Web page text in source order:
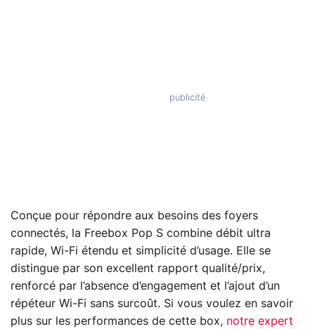
Conçue pour répondre aux besoins des foyers
connectés, la Freebox Pop S combine débit ultra
rapide, Wi-Fi étendu et simplicité d’usage. Elle se
distingue par son excellent rapport qualité/prix,
renforcé par l’absence d’engagement et l’ajout d’un
répéteur Wi-Fi sans surcoût. Si vous voulez en savoir
plus sur les performances de cette box, notre expert